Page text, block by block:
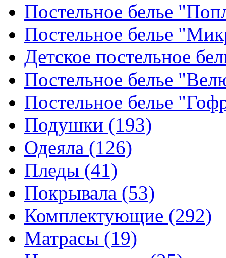
Постельное белье
Постельное белье
Детское постельное
Постельное белье
Постельное белье
Подушки (193)
Одеяла (126)
Пледы (41)
Покрывала (53)
Комплектующие (292)
Матрасы (19)